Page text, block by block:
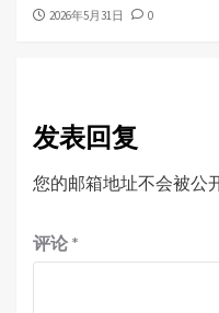
2026年5月31日 0
发表回复
您的邮箱地址不会被公
评论 *